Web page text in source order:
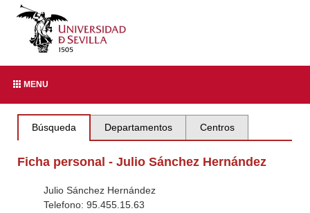
MENU
Búsqueda Departamentos Centros
Ficha personal - Julio Sánchez Hernández
Julio Sánchez Hernández
Telefono: 95.455.15.63